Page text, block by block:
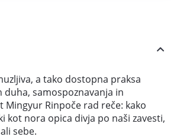
a tako dostopna praksa
samospoznavanja in
Mingyur Rinpoče rad reče: kako
kot nora opica divja po naši zavesti,
sebe.